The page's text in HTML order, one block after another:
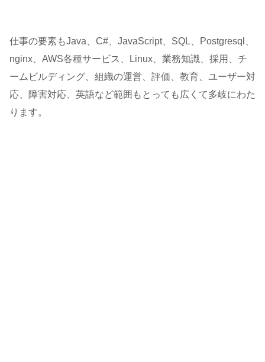
仕事の要素もJava、C#、JavaScript、SQL、Postgresql、
nginx、AWS各種サービス、Linux、業務知識、採用、チ
ームビルディング、組織の運営、評価、教育、ユーザー対
応、障害対応、英語など範囲もとっても広くて多岐にわた
ります。